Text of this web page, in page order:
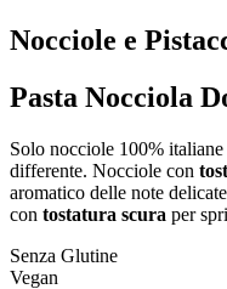
Nocciole e
Pasta Nocciola
Solo nocciole 100% italiane
differente. Nocciole con
aromatico delle note
con tostatura scura per
Senza Glutine
Vegan